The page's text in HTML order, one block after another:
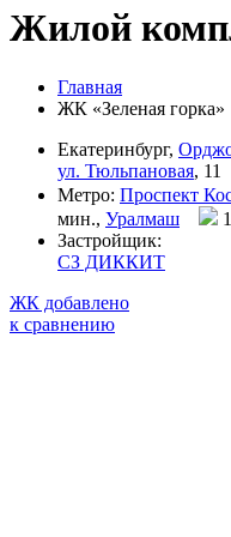
Жилой
Главная
ЖК «Зеленая горка»
Екатеринбург,
ул. Тюльпановая, 11
Метро: Проспект
мин., Уралмаш
Застройщик:
СЗ ДИККИТ
ЖК добавлено
к сравнению